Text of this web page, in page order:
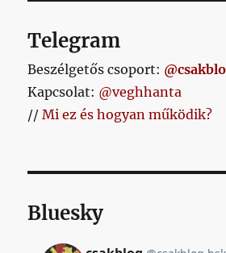
Telegram
Beszélgetős csoport:
Kapcsolat: @veghhanta
//Mi ez és hogyan működik?
Bluesky